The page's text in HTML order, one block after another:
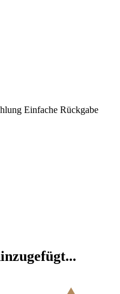
Einfache Rückgabe